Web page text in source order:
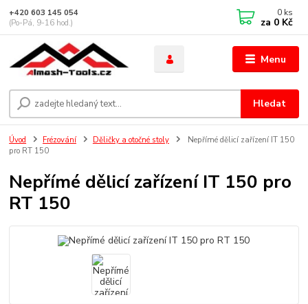
Menu
Hledat
+420 603 145 054
(Po-Pá, 9-16 hod.)
0 ks
za 0 Kč
Úvod Frézování Děličky a otočné stoly
Nepřímé dělicí zařízení IT 150
pro RT 150
Nepřímé dělicí zařízení IT 150 pro
RT 150